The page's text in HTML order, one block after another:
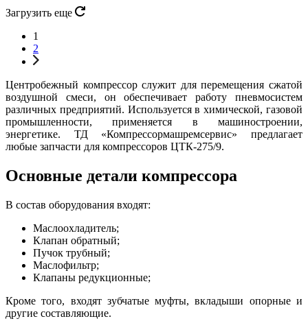
Загрузить еще
1
2
Центробежный компрессор служит для перемещения сжатой
воздушной смеси, он обеспечивает работу пневмосистем
различных предприятий. Используется в химической, газовой
промышленности, применяется в машиностроении,
энергетике. ТД «Компрессормашремсервис» предлагает
любые запчасти для компрессоров ЦТК-275/9.
Основные детали компрессора
В состав оборудования входят:
Маслоохладитель;
Клапан обратный;
Пучок трубный;
Маслофильтр;
Клапаны редукционные;
Кроме того, входят зубчатые муфты, вкладыши опорные и
другие составляющие.